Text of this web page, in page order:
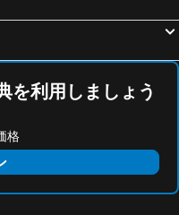
を利用しましょう
格